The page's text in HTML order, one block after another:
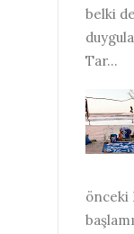
belki
Tar...
önceki